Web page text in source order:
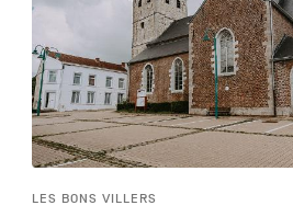
LES BONS VILLERS